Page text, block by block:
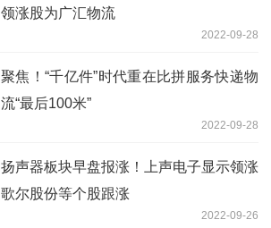
领涨股为广汇物流
2022-09-28
聚焦！“千亿件”时代重在比拼服务快递物
流“最后100米”
2022-09-28
扬声器板块早盘报涨！上声电子显示领涨
歌尔股份等个股跟涨
2022-09-26